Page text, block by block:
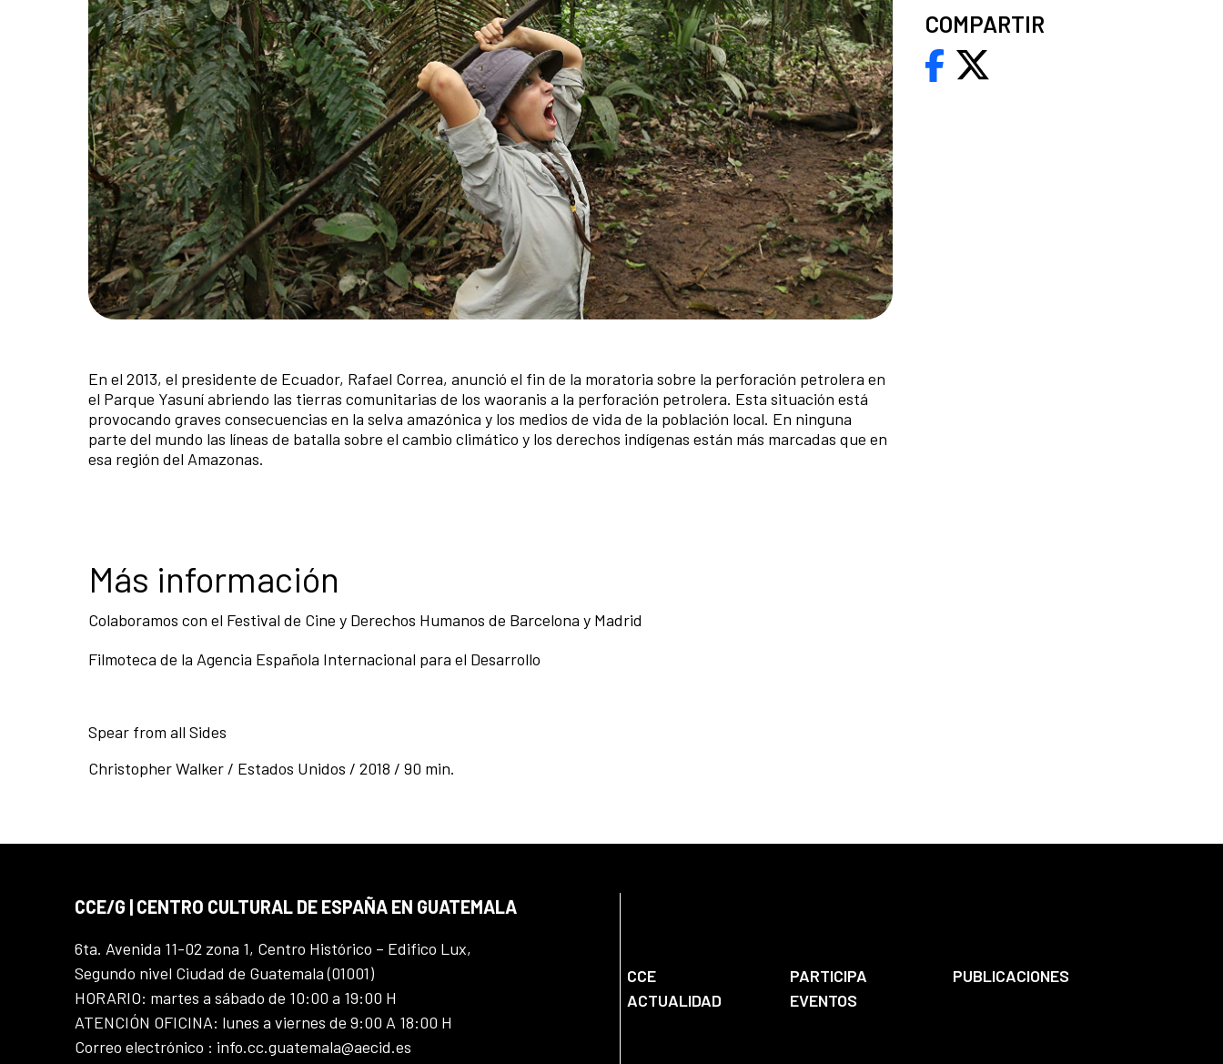
En el 2013, el presidente de Ecuador, Rafael Correa, anunció el fin de la moratoria sobre la perforación petrolera en
el Parque Yasuní abriendo las tierras comunitarias de los waoranis a la perforación petrolera. Esta situación está
provocando graves consecuencias en la selva amazónica y los medios de vida de la población local. En ninguna
parte del mundo las líneas de batalla sobre el cambio climático y los derechos indígenas están más marcadas que en
esa región del Amazonas.
Más información
Colaboramos con el Festival de Cine y Derechos Humanos de Barcelona y Madrid
Filmoteca de la Agencia Española Internacional para el Desarrollo
Spear from all Sides
Christopher Walker / Estados Unidos / 2018 / 90 min.
COMPARTIR
CCE/G | CENTRO CULTURAL DE ESPAÑA EN GUATEMALA
6ta. Avenida 11-02 zona 1, Centro Histórico – Edifico Lux,
Segundo nivel Ciudad de Guatemala (01001)
HORARIO: martes a sábado de 10:00 a 19:00 H
ATENCIÓN OFICINA: lunes a viernes de 9:00 A 18:00 H
Correo electrónico : info.cc.guatemala@aecid.es
CCE PARTICIPA
PUBLICACIONES
ACTUALIDAD
EVENTOS